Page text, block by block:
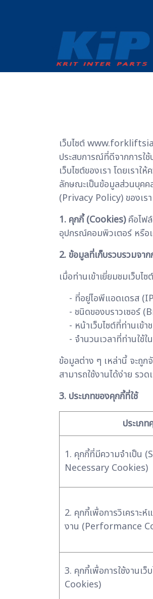
เว็บไซต์
ประสบการณ์ที่ดีจากการใ
เว็บไซต์ของเรา โดยเรา
ลักษณะเป็นข้อมูลส่วนบุคค
(Privacy Policy) ของเรา
1. คุกกี้ (Cookies)คือไฟล์
อุปกรณ์คอมพิวเตอร์ หรือเ
2. ข้อมูลที่เก็บรวบรวมจาก
เมื่อท่านเข้าเยี่ยมชมเว็บ
- ที่อยู่ไอพีแอดเดรส
- ชนิดของบราวเซอร์
- หน้าเว็บไซต์ที่ท่านเข้า
- จำนวนเวลาที่ท่านใช้ใ
ข้อมูลต่าง ๆ เหล่านี้ จะถูก
สามารถใช้งานได้ง่าย รว
3. ประเภทของคุกกี้ที่ใช้
ประเภ
1. คุกกี้ที่มีความจำเป็น
Necessary Cookies)
2. คุกกี้เพื่อการวิเคราะห์
งาน (Performance
3. คุกกี้เพื่อการใช้งานเ
Cookies)